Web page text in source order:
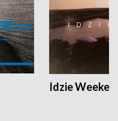
Idzie